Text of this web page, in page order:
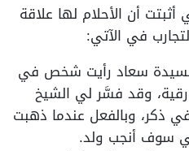
أن الأحلام لها علاقة
في الآتي:
السيدة سعاد رأيت شخص في
وقد فسَّر لي الشيخ
ذكر، وبالفعل عندما ذهبت
سوف أنجب ولد.